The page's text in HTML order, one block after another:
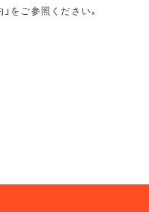
をご参照ください。